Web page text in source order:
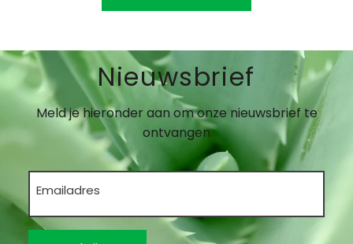
Nieuwsbrief
Meld je hieronder aan om onze nieuwsbrief te
ontvangen
Emailadres